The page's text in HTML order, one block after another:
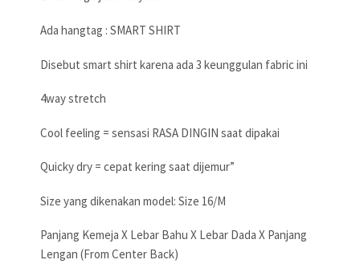
Ada hangtag : SMART SHIRT
Disebut smart shirt karena ada 3 keunggulan fabric ini
4way stretch
Cool feeling = sensasi RASA DINGIN saat dipakai
Quicky dry = cepat kering saat dijemur”
Size yang dikenakan model: Size 16/M
Panjang Kemeja X Lebar Bahu X Lebar Dada X Panjang
Lengan (From Center Back)